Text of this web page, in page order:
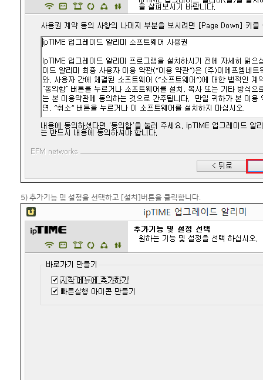
5) 추가기능 및 설정을 선택하고 [설치]버튼을 클릭합니다.